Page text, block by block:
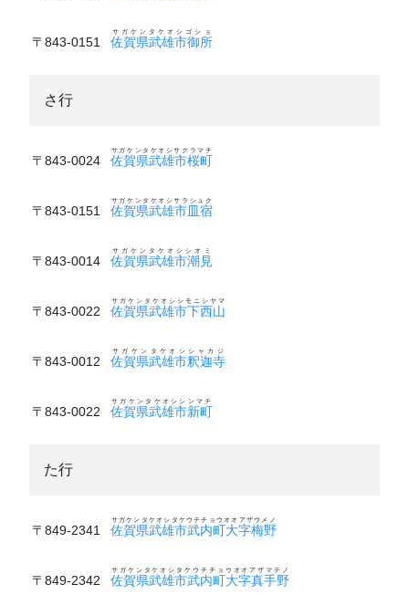
〒843-0151 佐賀県武雄市御所
サガケンタケオシゴショ
さ行
〒843-0024 佐賀県武雄市桜町
サガケンタケオシサクラマチ
〒843-0151 佐賀県武雄市皿宿
サガケンタケオシサラシュク
〒843-0014 佐賀県武雄市潮見
サガケンタケオシシオミ
〒843-0022 佐賀県武雄市下西山
サガケンタケオシシモニシヤマ
〒843-0012 佐賀県武雄市釈迦寺
サガケンタケオシシャカジ
〒843-0022 佐賀県武雄市新町
サガケンタケオシシンマチ
た行
〒849-2341 佐賀県武雄市武内町大字梅野
サガケンタケオシタケウチチョウオオアザウメノ
〒849-2342 佐賀県武雄市武内町大字真手野
サガケンタケオシタケウチチョウオオアザマテノ